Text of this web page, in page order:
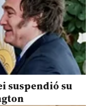
suspendió su